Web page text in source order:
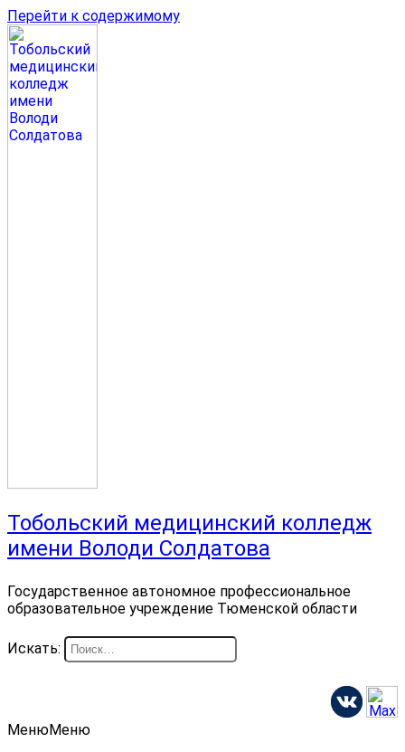
Перейти к содержимому
Тобольский медицинский колледж
имени Володи Солдатова
Государственное автономное профессиональное
образовательное учреждение Тюменской области
Искать:
МенюМеню